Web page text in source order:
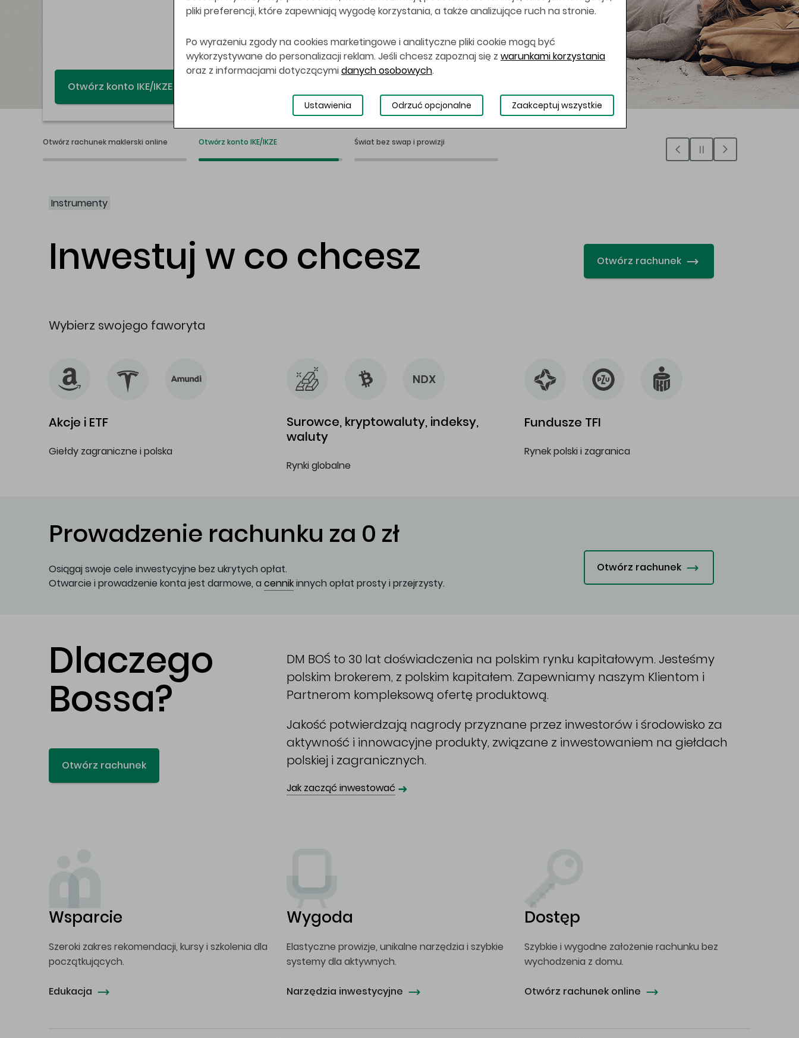
Świat bez swap
Otwórz rachunek maklerski online Otwórz konto IKE/IKZE Świat bez swap i prowizji
Instrumenty
Inwestuj w co chcesz Otwórz rachunek
Wybierz swojego faworyta
Akcje i ETF
Giełdy zagraniczne i polska
Surowce, kryptowaluty, indeksy,
waluty
Rynki globalne
Fundusze TFI
Rynek polski i zagranica
Prowadzenie rachunku za 0 zł
Osiągaj swoje cele inwestycyjne bez ukrytych opłat.
Otwarcie i prowadzenie konta jest darmowe, a cennikinnych opłat prosty i przejrzysty.
Otwórz rachunek
Dlaczego
Bossa?
Otwórz rachunek
DM BOŚ to 30 lat doświadczenia na polskim rynku kapitałowym. Jesteśmy
polskim brokerem, z polskim kapitałem. Zapewniamy naszym Klientom i
Partnerom kompleksową ofertę produktową.
Jakość potwierdzają nagrody przyznane przez inwestorów i środowisko za
aktywność i innowacyjne produkty, związane z inwestowaniem na giełdach
polskiej i zagranicznych.
Jak zacząć inwestować ➜
Wsparcie
Szeroki zakres rekomendacji, kursy i szkolenia dla
początkujących.
Edukacja
Wygoda
Elastyczne prowizje, unikalne narzędzia i szybkie
systemy dla aktywnych.
Narzędzia inwestycyjne
Dostęp
Szybkie i wygodne założenie rachunku bez
wychodzenia z domu.
Otwórz rachunek online
pliki preferencji, które zapewniają wygodę korzystania, a także analizujące ruch na stronie.
Po wyrażeniu zgody na cookies marketingowe i analityczne pliki cookie mogą być
wykorzystywane do personalizacji reklam. Jeśli chcesz zapoznaj się z warunkami korzystania
oraz z informacjami dotyczącymidanych osobowych.
Ustawienia Odrzuć opcjonalne Zaakceptuj wszystkie